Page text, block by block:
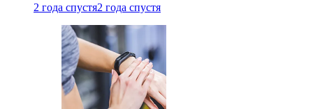
2 года спустя2 года спустя